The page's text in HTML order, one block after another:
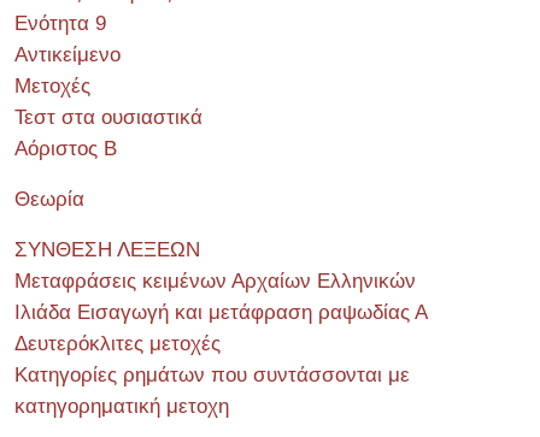
Ενότητα 9
Αντικείμενο
Μετοχές
Τεστ στα ουσιαστικά
Αόριστος Β
Θεωρία
ΣΥΝΘΕΣΗ ΛΕΞΕΩΝ
Μεταφράσεις κειμένων Αρχαίων Ελληνικών
Ιλιάδα Εισαγωγή και μετάφραση ραψωδίας Α
Δευτερόκλιτες μετοχές
Κατηγορίες ρημάτων που συντάσσονται με
κατηγορηματική μετοχη